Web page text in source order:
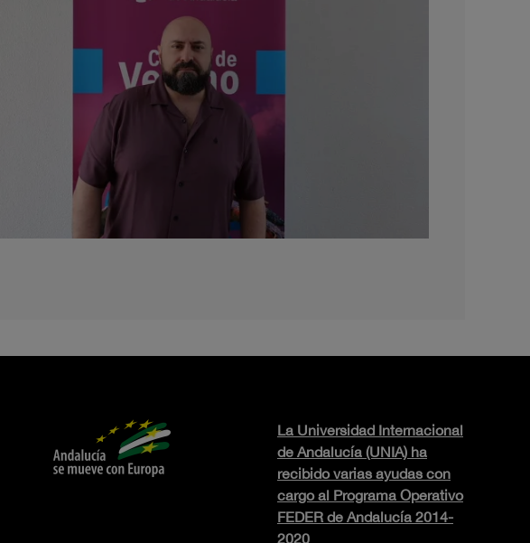
La Universidad Internacional
de Andalucía (UNIA) ha
recibido varias ayudas con
cargo al Programa Operativo
FEDER de Andalucía 2014-
2020